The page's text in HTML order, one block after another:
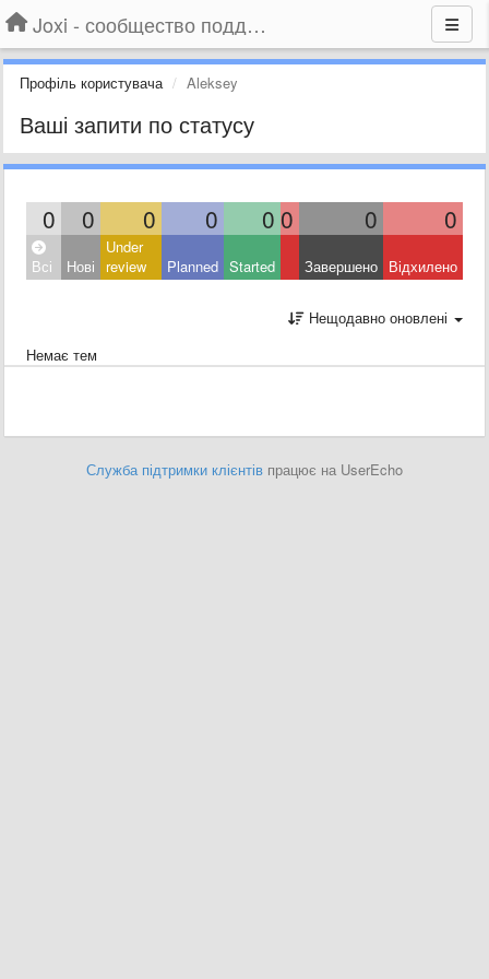
Joxi - сообщество поддержки
Профіль користувача Aleksey
Ваші запити по статусу
0 0 0 0 0 0 0 0
Всі Нові
Under
review
Planned Started Завершено Відхилено
Нещодавно оновлені
Немає тем
Служба підтримки клієнтів працює на UserEcho